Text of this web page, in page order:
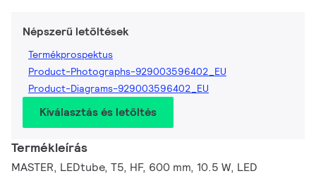
Népszerű letöltések
Termékprospektus
Product-Photographs-929003596402_EU
Product-Diagrams-929003596402_EU
Kiválasztás és letöltés
Termékleírás
MASTER, LEDtube, T5, HF, 600 mm, 10.5 W, LED